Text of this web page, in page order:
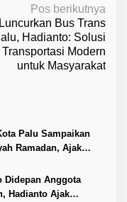
Pos berikutnya
Luncurkan Bus Trans
Hadianto: Solusi
Transportasi Modern
untuk Masyarakat
Palu Sampaikan
Ramadan, Ajak
Didepan Anggota
Hadianto Ajak